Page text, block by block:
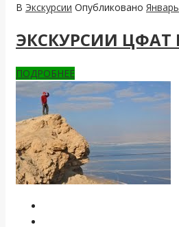
В Экскурсии Опубликовано
ЭКСКУРСИИ ЦФАТ
ПОДРОБНЕЕ